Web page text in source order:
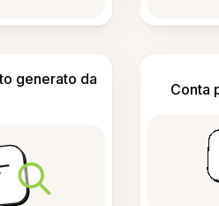
generato da
Conta